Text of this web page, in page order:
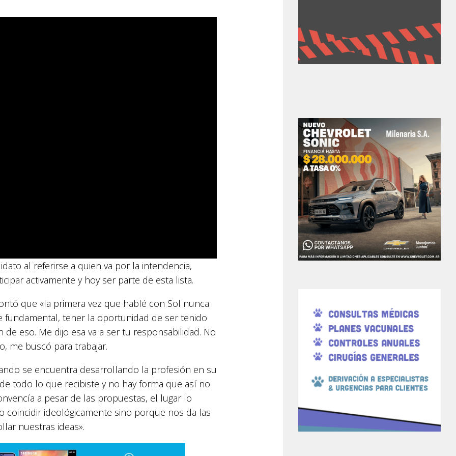
al referirse a quien va por la intendencia,
activamente y hoy ser parte de esta lista.
que «la primera vez que hablé con Sol nunca
fundamental, tener la oportunidad de ser tenido
eso. Me dijo esa va a ser tu responsabilidad. No
me buscó para trabajar.
se encuentra desarrollando la profesión en su
todo lo que recibiste y no hay forma que así no
a pesar de las propuestas, el lugar lo
ideológicamente sino porque nos da las
nuestras ideas».